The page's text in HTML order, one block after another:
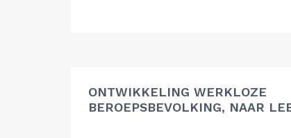
ONTWIKKELING WERKLOZE
BEROEPSBEVOLKING, NAAR